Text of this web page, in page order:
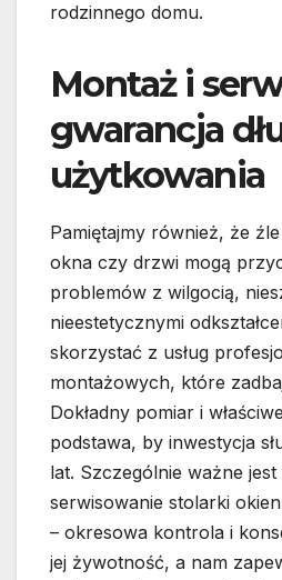
rodzinnego domu.
Montaż i
gwarancja
użytkowania
Pamiętajmy również, że
okna czy drzwi mogą
problemów z wilgocią,
nieestetycznymi
skorzystać z usług
montażowych, które
Dokładny pomiar i
podstawa, by inwestycja
lat. Szczególnie ważne
serwisowanie stolarki
– okresowa kontrola i
jej żywotność, a nam